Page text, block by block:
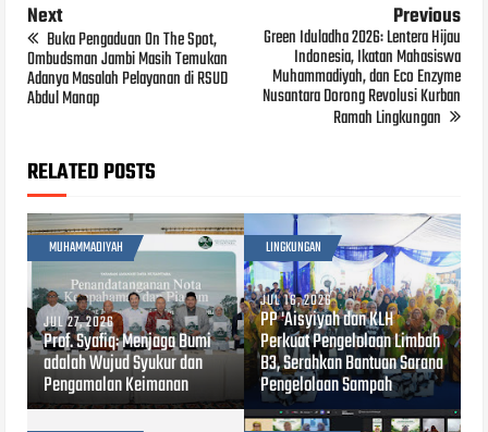
Next
Buka Pengaduan On The Spot,
Ombudsman Jambi Masih Temukan
Adanya Masalah Pelayanan di RSUD
Abdul Manap
Previous
Green Iduladha 2026: Lentera Hijau
Indonesia, Ikatan Mahasiswa
Muhammadiyah, dan Eco Enzyme
Nusantara Dorong Revolusi Kurban
Ramah Lingkungan
RELATED POSTS
MUHAMMADIYAH
JUL 27, 2026
Prof. Syafiq: Menjaga Bumi
adalah Wujud Syukur dan
Pengamalan Keimanan
LINGKUNGAN
JUL 16, 2026
PP 'Aisyiyah dan KLH
Perkuat Pengelolaan Limbah
B3, Serahkan Bantuan Sarana
Pengelolaan Sampah